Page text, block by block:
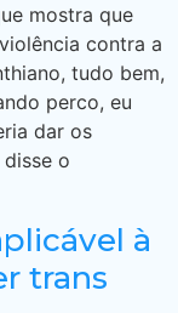
mostra que
contra a
tudo bem,
perco, eu
dar os
disse o
à
trans